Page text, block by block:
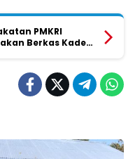
PMKRI
Berkas Kader